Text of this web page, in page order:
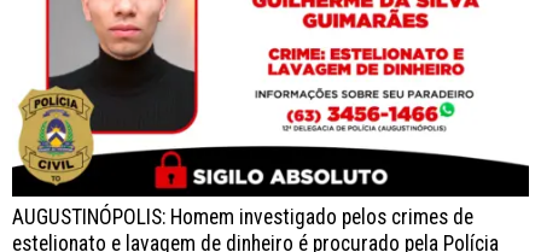
AUGUSTINÓPOLIS: Homem investigado pelos crimes de
estelionato e lavagem de dinheiro é procurado pela Polícia